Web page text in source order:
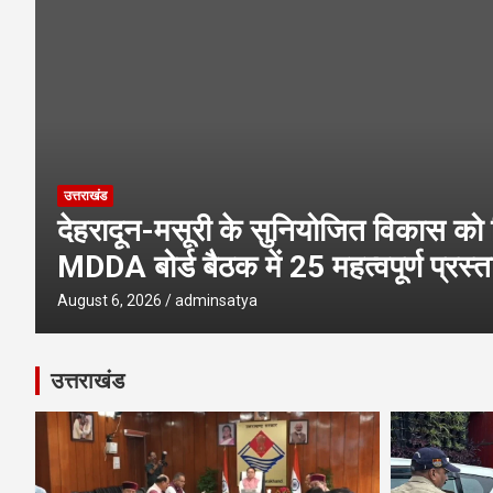
उत्तराखंड
देहरादून-मसूरी के सुनियोजित विकास को
MDDA बोर्ड बैठक में 25 महत्वपूर्ण
August 6, 2026 adminsatya
उत्तराखंड